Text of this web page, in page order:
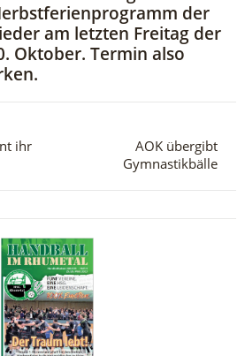
der
am letzten Freitag der
Oktober. Termin also
ihr
AOK übergibt
Gymnastikbälle